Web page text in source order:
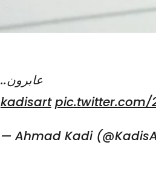
عابرون..
pic.twitter.com/
— Ahmad Kadi